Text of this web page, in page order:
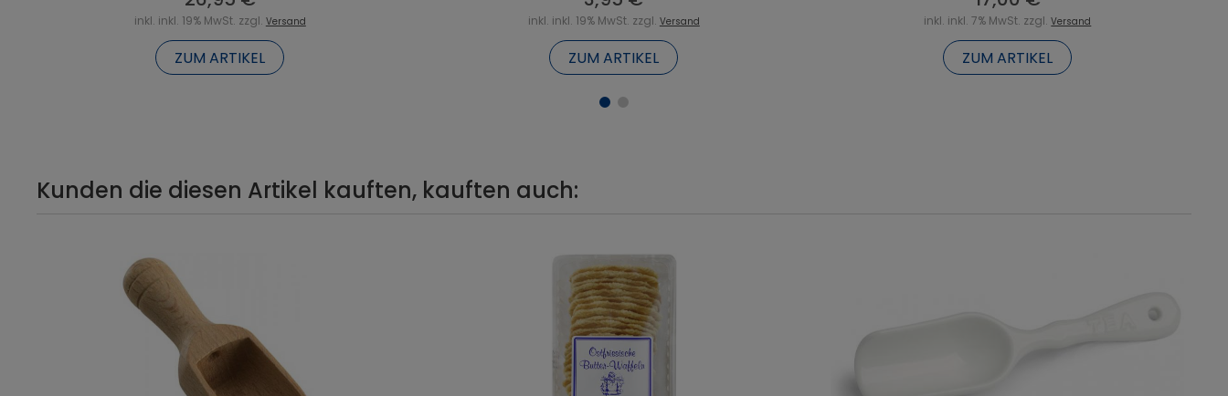
inkl. inkl. 19% MwSt. zzgl. Versand
ZUM ARTIKEL
inkl. inkl. 19% MwSt. zzgl. Versand
ZUM ARTIKEL
inkl. inkl. 7% MwSt. zzgl.Versand
ZUM ARTIKEL
Kunden die diesen Artikel kauften, kauften auch: